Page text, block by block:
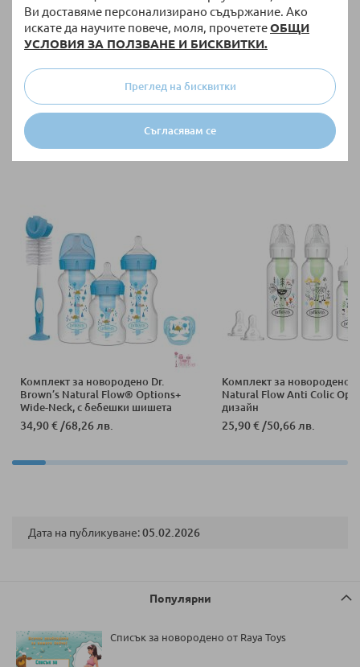
Ви доставяме персонализирано съдържание. Ако
искате да научите повече, моля, прочететеОБЩИ
УСЛОВИЯ ЗА ПОЛЗВАНЕ И БИСКВИТКИ.
Съгласявам се
Преглед на бисквитки
Погачата за бебе е повече от ритуал – тя е първият празник,
изпълнен с обич, надежда и благословии. Съчетаването на
традиция, символика и личен стил прави събитието
незабравимо както за семейството, така и за всички
присъстващи.
Ние от Raya Toys ви пожелаваме да организирате първият
празник на детете си по ваш вкус и съобразено с вашите
желания, за да бъде денят запомнящ се.
Комплект за новородено Dr.
Brown’s Natural Flow® Options+
Wide-Neck, с бебешки шишета
Антиколик, залъгалка и четка
34,90 € /68,26 лв.
Комплект за новородено
Natural Flow Anti Colic
дизайн
25,90 €/50,66 лв.
Дата на публикуване:05.02.2026
Популярни
Списък за новородено от Raya Toys